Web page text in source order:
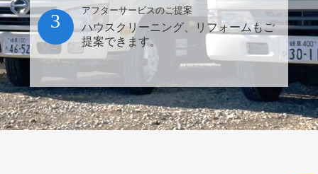
アフターサービスのご提案
ハウスクリーニング、リフォームもご
提案できます。
3